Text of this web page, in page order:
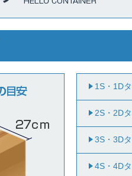
1S・1D
2S・2D
3S・3D
4S・4D